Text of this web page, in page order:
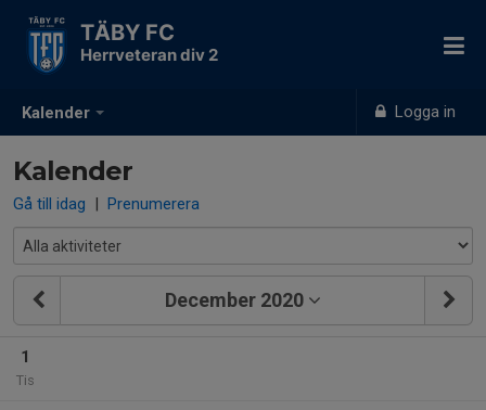
Kalender Logga in
TÄBY FC
Herrveteran div 2
Kalender
Gå till idag | Prenumerera
December 2020
1
Tis